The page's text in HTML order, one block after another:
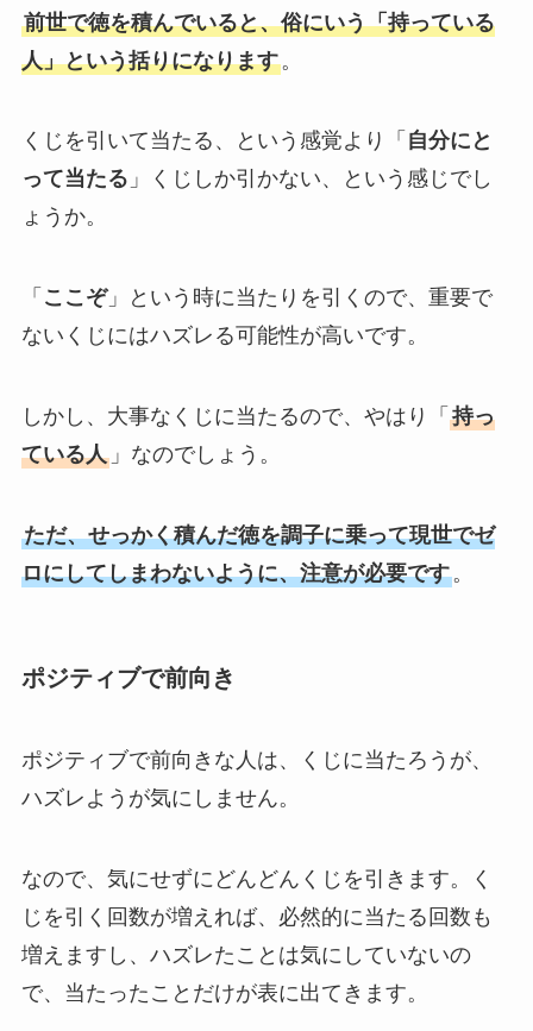
前世で徳を積んでいると、俗にいう「持っている
人」という括りになります。
くじを引いて当たる、という感覚より「 自分にと
って当たる 」くじしか引かない、という感じでし
ょうか。
「 ここぞ」という時に当たりを引くので、重要で
ないくじにはハズレる可能性が高いです。
しかし、大事なくじに当たるので、やはり「 持っ
ている人」なのでしょう。
ただ、せっかく積んだ徳を調子に乗って現世でゼ
ロにしてしまわないように、注意が必要です。
ポジティブで前向き
ポジティブで前向きな人は、くじに当たろうが、
ハズレようが気にしません。
なので、気にせずにどんどんくじを引きます。く
じを引く回数が増えれば、必然的に当たる回数も
増えますし、ハズレたことは気にしていないの
で、当たったことだけが表に出てきます。